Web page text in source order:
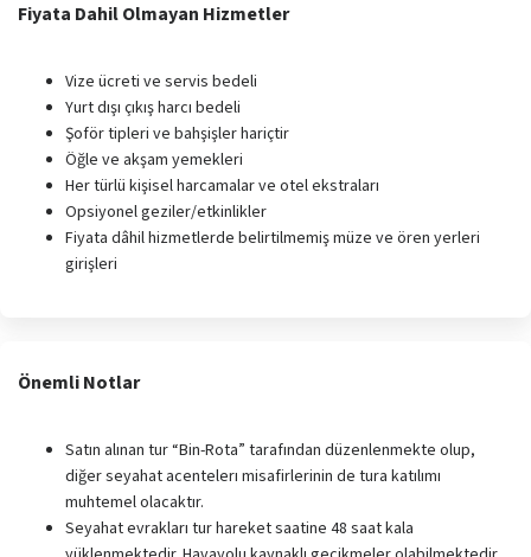
Fiyata Dahil Olmayan Hizmetler
Vize ücreti ve servis bedeli
Yurt dışı çıkış harcı bedeli
Şoför tipleri ve bahşişler hariçtir
Öğle ve akşam yemekleri
Her türlü kişisel harcamalar ve otel ekstraları
Opsiyonel geziler/etkinlikler
Fiyata dâhil hizmetlerde belirtilmemiş müze ve ören yerleri
girişleri
Önemli Notlar
Satın alınan tur “Bin-Rota” tarafından düzenlenmekte olup,
diğer seyahat acentelerı misafirlerinin de tura katılımı
muhtemel olacaktır.
Seyahat evrakları tur hareket saatine 48 saat kala